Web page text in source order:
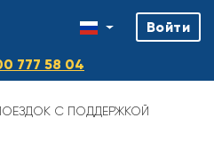
Войти
777 58 04
С ПОДДЕРЖКОЙ